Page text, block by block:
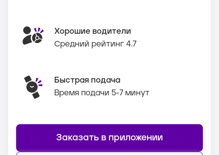
Хорошие водители
Средний рейтинг 4.7
Быстрая подача
Время подачи 5-7 минут
Заказать в приложении